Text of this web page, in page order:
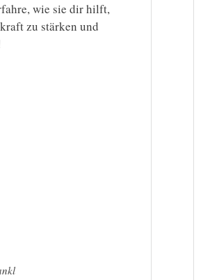
wie sie dir hilft,
zu stärken und